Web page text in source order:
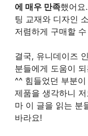
에 매우 만족했어
팅 교재와 디자인
저렴하게 구매할
결국, 유니데이즈
분들에게 도움이 되
^^ 힘들었던 부분
제품을 생각하니
마 이 글을 읽는 분
바라요!